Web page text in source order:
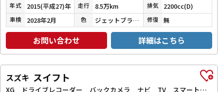
年式 2015(平成27)年 走行 8.5万km 排気 2200cc(D)
車検 2028年2月 色 ジェットブラックマイカ 修復 無
お問い合わせ 詳細はこちら
スズキ スイフト
XG ドライブレコーダー バックカメラ ナビ TV スマートキー 電動格納ミラー シートヒーター CVT 盗難防止システム 衝突安全ボディ ABS ESC CD Bluetooth エアコン